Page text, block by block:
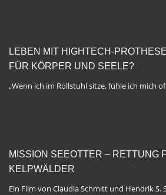
LEBEN MIT HIGHTECH-
FÜR KÖRPER UND SEELE?
„Wenn ich im Rollstuhl sitze, fühle ich mich
MISSION SEEOTTER – RETTUNG
KELPWÄLDER
Ein Film von Claudia Schmitt und Hendrik S.